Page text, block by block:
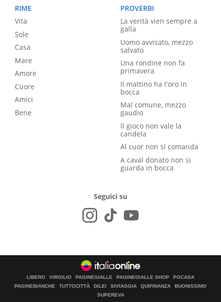
RIME
Vita
Sole
Casa
Mare
Amore
Cuore
Amici
Bene
PROVERBI
La verità vien sempre a
galla
Uomo avvisato, mezzo
salvato
Una rondine non fa
primavera
Il mattino ha l'oro in
bocca
Mal comune, mezzo
gaudio
Il gioco non vale la
candela
Al cuor non si comanda
A caval donato non si
guarda in bocca
Seguici su
LIBERO VIRGILIO PAGINEGIALLE PAGINEGIALLE SHOP
PGCASA
PAGINEBIANCHE
TUTTOCITTÀ DILEI SIVIAGGIA QUIFINANZA
BUONISSIMO
SUPEREVA